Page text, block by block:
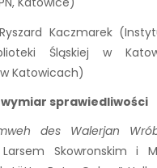
Kaczmarek
Śląskiej w
Katowicach)
sprawiedliwości
des Walerjan
Skowronskim i